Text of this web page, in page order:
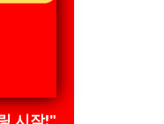
시작!"